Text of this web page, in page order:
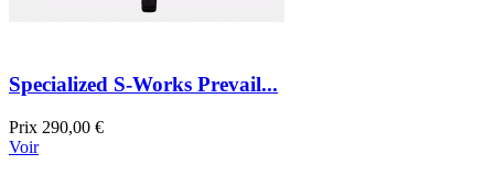
Specialized S-Works Prevail...
Prix 290,00 €
Voir